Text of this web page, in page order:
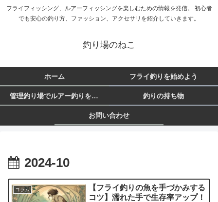
フライフィッシング、ルアーフィッシングを楽しむための情報を発信。 初心者
でも安心の釣り方、ファッション、アクセサリを紹介していきます。
釣り場のねこ
ホーム フライ釣りを始めよう
管理釣り場でルアー釣りを始めよう 釣りの持ち物
お問い合わせ
2024-10
コラム
【フライ釣りの魚を手づかみする
コツ】濡れた手で生存率アップ！